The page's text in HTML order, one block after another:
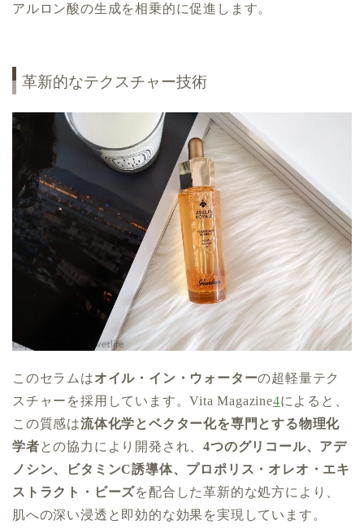
アルロン酸の生成を相乗的に促進します。
革新的なテクスチャー技術
このセラムはオイル・イン・ウォーターの超軽量テク
スチャーを採用しています。Vita Magazine4によると、
この質感は流体化学とベクター化を専門とする物理化
学者との協力により開発され、4つのグリコール、アデ
ノシン、ビタミンC誘導体、プロポリス・オレオ・エキ
ストラクト・ビーズを配合した革新的な処方により、
肌への深い浸透と即効的な効果を実現しています。